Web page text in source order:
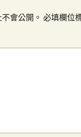
會公開。 必填欄位